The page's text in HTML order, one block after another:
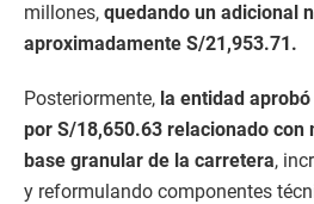
millones, quedando un adicional
aproximadamente S/21,953.71.
Posteriormente, la entidad
por S/18,650.63 relacionado con
base granular de la carretera,
y reformulando componentes